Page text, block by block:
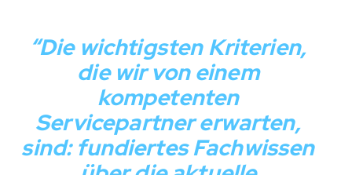
“Die wichtigsten Kriterien,
die wir von einem
kompetenten
Servicepartner erwarten,
sind: fundiertes Fachwissen